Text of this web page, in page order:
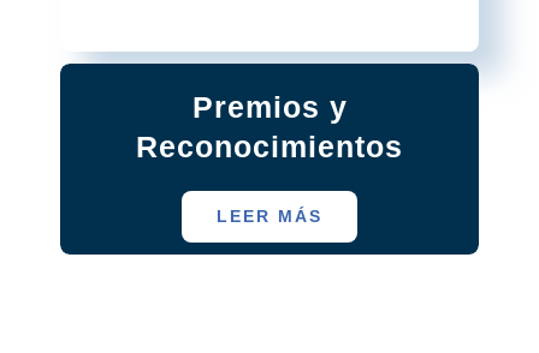
Premios y
Reconocimientos
LEER MÁS